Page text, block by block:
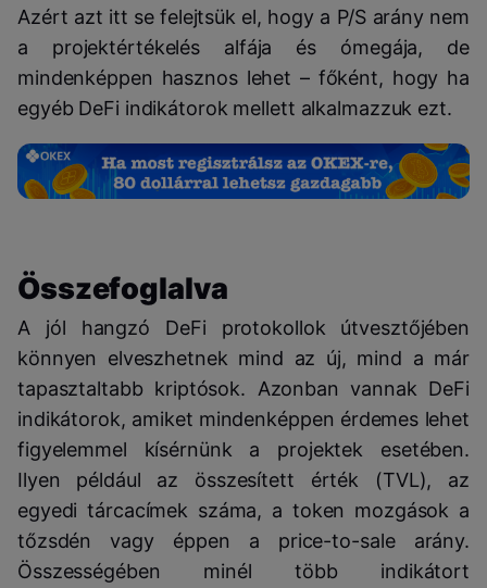
Azért azt itt se felejtsük el, hogy a P/S arány nem
a projektértékelés alfája és ómegája, de
mindenképpen hasznos lehet – főként, hogy ha
egyéb DeFi indikátorok mellett alkalmazzuk ezt.
Összefoglalva
A jól hangzó DeFi protokollok útvesztőjében
könnyen elveszhetnek mind az új, mind a már
tapasztaltabb kriptósok. Azonban vannak DeFi
indikátorok, amiket mindenképpen érdemes lehet
figyelemmel kísérnünk a projektek esetében.
Ilyen például az összesített érték (TVL), az
egyedi tárcacímek száma, a token mozgások a
tőzsdén vagy éppen a price-to-sale arány.
Összességében minél több indikátort